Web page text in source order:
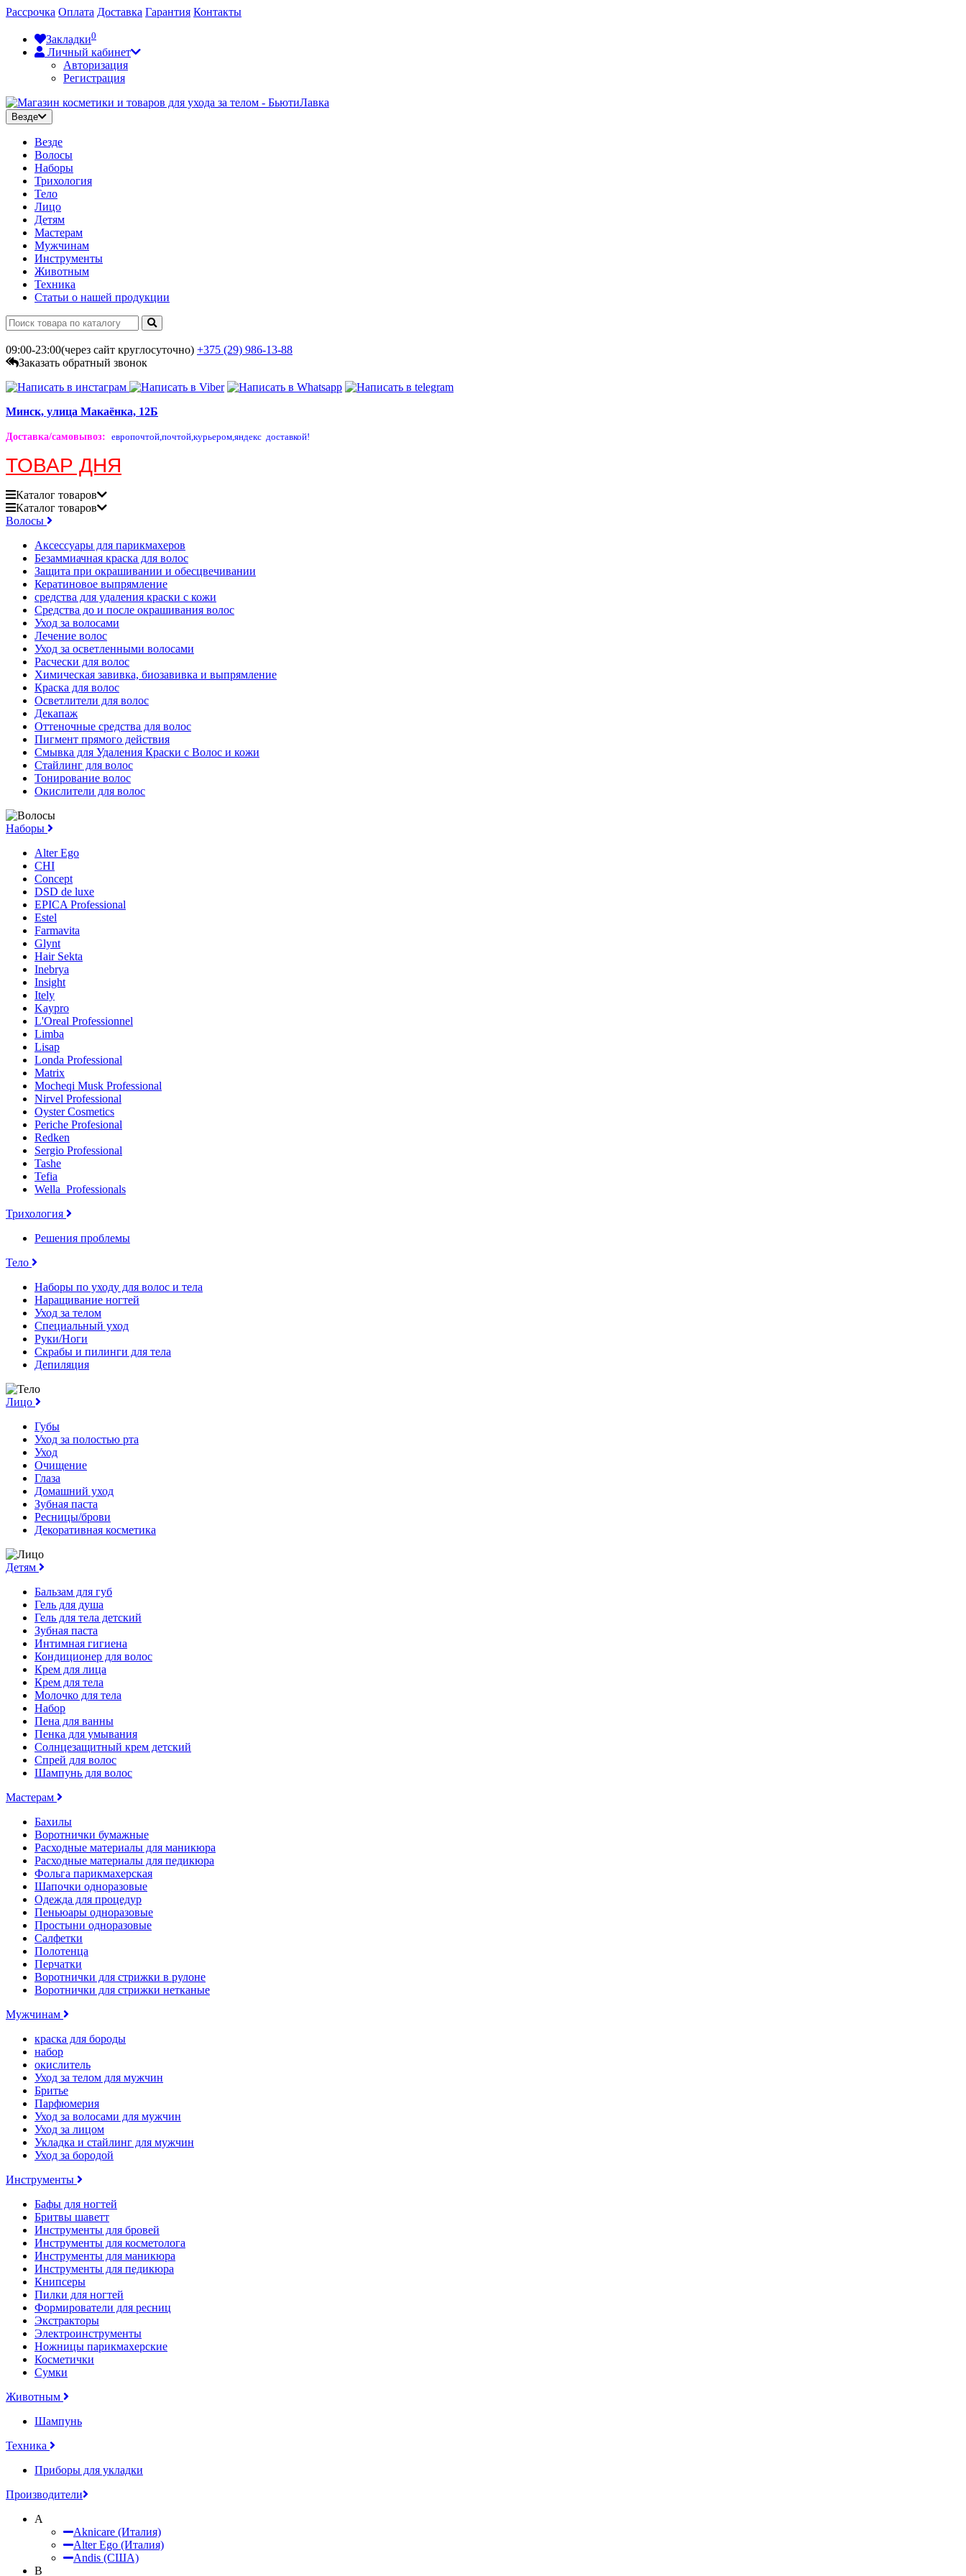
Рассрочка Оплата Доставка Гарантия Контакты
Закладки0
Личный кабинет
Авторизация
Регистрация
Везде
Везде
Волосы
Наборы
Трихология
Тело
Лицо
Детям
Мастерам
Мужчинам
Инструменты
Животным
Техника
Статьи о нашей продукции
09:00-23:00(через сайт круглосуточно) +375 (29) 986-13-88
Заказать обратный звонок
Минск, улица Макаёнка, 12Б
Доставка/самовывоз: европочтой,почтой,курьером,яндекс доставкой!
ТОВАР ДНЯ
Каталог товаров
Каталог товаров
Волосы
Аксессуары для парикмахеров
Безаммиачная краска для волос
Защита при окрашивании и обесцвечивании
Кератиновое выпрямление
средства для удаления краски с кожи
Средства до и после окрашивания волос
Уход за волосами
Лечение волос
Уход за осветленными волосами
Расчески для волос
Химическая завивка, биозавивка и выпрямление
Краска для волос
Осветлители для волос
Декапаж
Оттеночные средства для волос
Пигмент прямого действия
Смывка для Удаления Краски с Волос и кожи
Стайлинг для волос
Тонирование волос
Окислители для волос
Наборы
Alter Ego
CHI
Concept
DSD de luxe
EPICA Professional
Estel
Farmavita
Glynt
Hair Sekta
Inebrya
Insight
Itely
Kaypro
L'Oreal Professionnel
Limba
Lisap
Londa Professional
Matrix
Mocheqi Musk Professional
Nirvel Professional
Oyster Cosmetics
Periche Profesional
Redken
Sergio Professional
Tashe
Tefia
Wella_Professionals
Трихология
Решения проблемы
Тело
Наборы по уходу для волос и тела
Наращивание ногтей
Уход за телом
Специальный уход
Руки/Ноги
Скрабы и пилинги для тела
Депиляция
Лицо
Губы
Уход за полостью рта
Уход
Очищение
Глаза
Домашний уход
Зубная паста
Ресницы/брови
Декоративная косметика
Детям
Бальзам для губ
Гель для душа
Гель для тела детский
Зубная паста
Интимная гигиена
Кондиционер для волос
Крем для лица
Крем для тела
Молочко для тела
Набор
Пена для ванны
Пенка для умывания
Солнцезащитный крем детский
Спрей для волос
Шампунь для волос
Мастерам
Бахилы
Воротнички бумажные
Расходные материалы для маникюра
Расходные материалы для педикюра
Фольга парикмахерская
Шапочки одноразовые
Одежда для процедур
Пеньюары одноразовые
Простыни одноразовые
Салфетки
Полотенца
Перчатки
Воротнички для стрижки в рулоне
Воротнички для стрижки нетканые
Мужчинам
краска для бороды
набор
окислитель
Уход за телом для мужчин
Бритье
Парфюмерия
Уход за волосами для мужчин
Уход за лицом
Укладка и стайлинг для мужчин
Уход за бородой
Инструменты
Бафы для ногтей
Бритвы шаветт
Инструменты для бровей
Инструменты для косметолога
Инструменты для маникюра
Инструменты для педикюра
Книпсеры
Пилки для ногтей
Формирователи для ресниц
Экстракторы
Электроинструменты
Ножницы парикмахерские
Косметички
Сумки
Животным
Шампунь
Техника
Приборы для укладки
Производители
A
Aknicare (Италия)
Alter Ego (Италия)
Andis (США)
B